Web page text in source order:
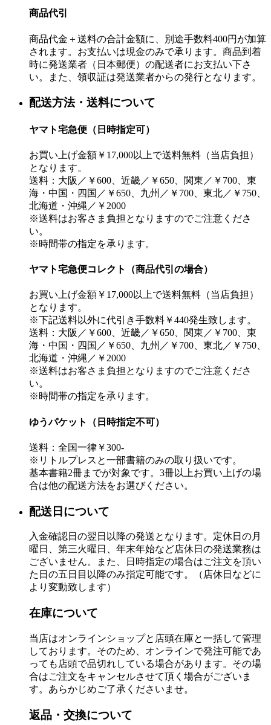
商品代引
商品代金＋送料の合計金額に、別途手数料400円が加算
されます。お支払いは現金のみで承ります。商品到着
時に発送業者（日本郵便）の配送者にお支払い下さ
い。また、領収証は発送業者からの発行となります。
配送方法・送料について
ヤマト宅急便（日時指定可）
お買い上げ金額￥17,000以上で送料無料（当店負担）
となります。
送料：大阪／￥600、近畿／￥650、関東／￥700、東
海・中国・四国／￥650、九州／￥700、東北／￥750、
北海道・沖縄／￥2000
※送料はお客さま負担となりますのでご注意くださ
い。
※時間帯の指定を承ります。
ヤマト宅急便コレクト（商品代引の場合）
お買い上げ金額￥17,000以上で送料無料（当店負担）
となります。
※下記送料以外に代引き手数料￥440発生致します。
送料：大阪／￥600、近畿／￥650、関東／￥700、東
海・中国・四国／￥650、九州／￥700、東北／￥750、
北海道・沖縄／￥2000
※送料はお客さま負担となりますのでご注意くださ
い。
※時間帯の指定を承ります。
ゆうパケット（日時指定不可）
送料：全国一律￥300-
※リトルプレスと一部書籍のみの取り扱いです。
基本書籍2冊までが対象です。3冊以上お買い上げの場
合は他の配送方法をお選びください。
配送日について
入金確認日の翌日以降の発送となります。定休日の月
曜日、第三火曜日、年末年始など店休日の発送業務は
ございません。また、日時指定の場合はご注文を頂い
た日の五日目以降のみ指定可能です。（店休日などに
より変動致します）
在庫について
当店はオンラインショップと店頭在庫と一括して管理
しております。そのため、オンラインで発注可能であ
っても店頭で品切れしている場合があります。その場
合はご注文をキャンセルさせて頂く場合がございま
す。あらかじめご了承くださいませ。
返品・交換について